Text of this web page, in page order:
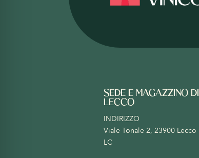
SEDE E MAGAZZINO DI
LECCO
INDIRIZZO
Viale Tonale 2, 23900 Lecco
LC